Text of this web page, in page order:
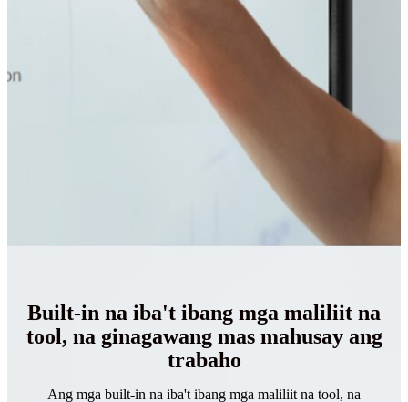
Built-in na iba't ibang mga maliliit na
tool, na ginagawang mas mahusay ang
trabaho
Ang mga built-in na iba't ibang mga maliliit na tool, na